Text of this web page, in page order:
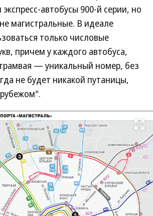
автобусы 900-й серии, но
магистральные. В идеале
только числовые
причем у каждого автобуса,
— уникальный номер, без
не будет никакой путаницы,
Развернуть